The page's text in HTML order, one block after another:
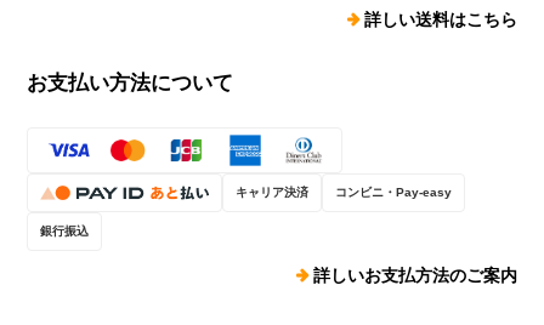
詳しい送料はこちら
お支払い方法について
キャリア決済 コンビニ・Pay-easy
銀行振込
詳しいお支払方法のご案内